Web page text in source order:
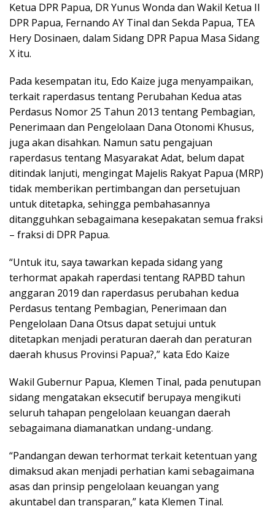
Ketua DPR Papua, DR Yunus Wonda dan Wakil Ketua II
DPR Papua, Fernando AY Tinal dan Sekda Papua, TEA
Hery Dosinaen, dalam Sidang DPR Papua Masa Sidang
X itu.
Pada kesempatan itu, Edo Kaize juga menyampaikan,
terkait raperdasus tentang Perubahan Kedua atas
Perdasus Nomor 25 Tahun 2013 tentang Pembagian,
Penerimaan dan Pengelolaan Dana Otonomi Khusus,
juga akan disahkan. Namun satu pengajuan
raperdasus tentang Masyarakat Adat, belum dapat
ditindak lanjuti, mengingat Majelis Rakyat Papua (MRP)
tidak memberikan pertimbangan dan persetujuan
untuk ditetapka, sehingga pembahasannya
ditangguhkan sebagaimana kesepakatan semua fraksi
– fraksi di DPR Papua.
“Untuk itu, saya tawarkan kepada sidang yang
terhormat apakah raperdasi tentang RAPBD tahun
anggaran 2019 dan raperdasus perubahan kedua
Perdasus tentang Pembagian, Penerimaan dan
Pengelolaan Dana Otsus dapat setujui untuk
ditetapkan menjadi peraturan daerah dan peraturan
daerah khusus Provinsi Papua?,” kata Edo Kaize
Wakil Gubernur Papua, Klemen Tinal, pada penutupan
sidang mengatakan eksecutif berupaya mengikuti
seluruh tahapan pengelolaan keuangan daerah
sebagaimana diamanatkan undang-undang.
“Pandangan dewan terhormat terkait ketentuan yang
dimaksud akan menjadi perhatian kami sebagaimana
asas dan prinsip pengelolaan keuangan yang
akuntabel dan transparan,” kata Klemen Tinal.